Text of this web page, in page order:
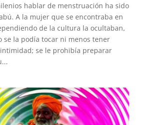
hablar de menstruación ha sido
A la mujer que se encontraba en
de la cultura la ocultaban,
se la podía tocar ni menos tener
se le prohibía preparar